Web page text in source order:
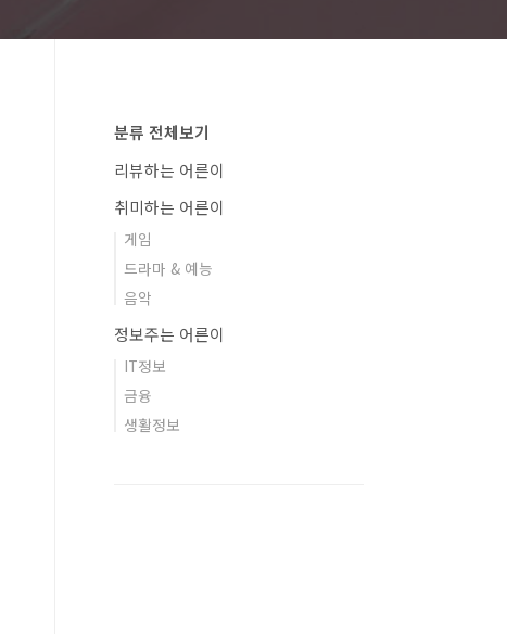
분류 전체보기
리뷰하는 어른이
취미하는 어른이
게임
드라마 & 예능
음악
정보주는 어른이
IT정보
금융
생활정보